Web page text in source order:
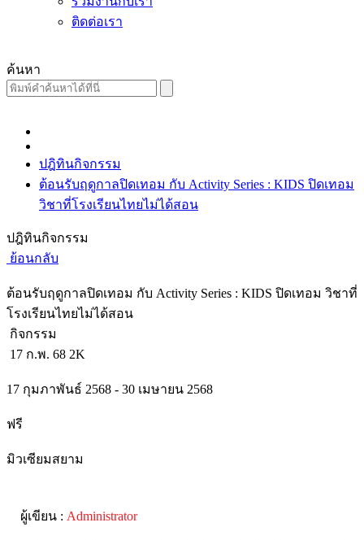
ติดต่อเรา
ค้นหา
ปฎิทินกิจกรรม
ต้อนรับฤดูกาลปิดเทอม กับ Activity Series : KIDS ปิดเทอม
วิชาที่โรงเรียนไทยไม่ได้สอน
ปฎิทินกิจกรรม
ย้อนกลับ
ต้อนรับฤดูกาลปิดเทอม กับ Activity Series : KIDS ปิดเทอม วิชาที่
โรงเรียนไทยไม่ได้สอน
กิจกรรม
17 ก.พ. 68 2K
17 กุมภาพันธ์ 2568 - 30 เมษายน 2568
ฟรี
มิวเซียมสยาม
ผู้เขียน : Administrator